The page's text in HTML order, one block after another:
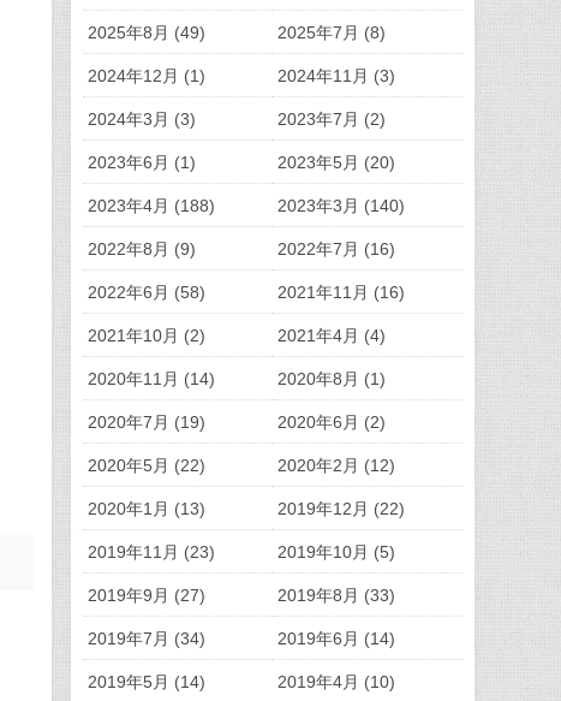
2025年8月 (49) 2025年7月 (8)
2024年12月 (1) 2024年11月 (3)
2024年3月 (3) 2023年7月 (2)
2023年6月 (1) 2023年5月 (20)
2023年4月 (188) 2023年3月 (140)
2022年8月 (9) 2022年7月 (16)
2022年6月 (58) 2021年11月 (16)
2021年10月 (2) 2021年4月 (4)
2020年11月 (14) 2020年8月 (1)
2020年7月 (19) 2020年6月 (2)
2020年5月 (22) 2020年2月 (12)
2020年1月 (13) 2019年12月 (22)
2019年11月 (23) 2019年10月 (5)
2019年9月 (27) 2019年8月 (33)
2019年7月 (34) 2019年6月 (14)
2019年5月 (14) 2019年4月 (10)